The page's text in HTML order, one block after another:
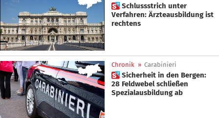
 Schlussstrich unter
Verfahren: Ärzteausbildung ist
rechtens
Chronik » Carabinieri
 Sicherheit in den Bergen:
28 Feldwebel schließen
Spezialausbildung ab